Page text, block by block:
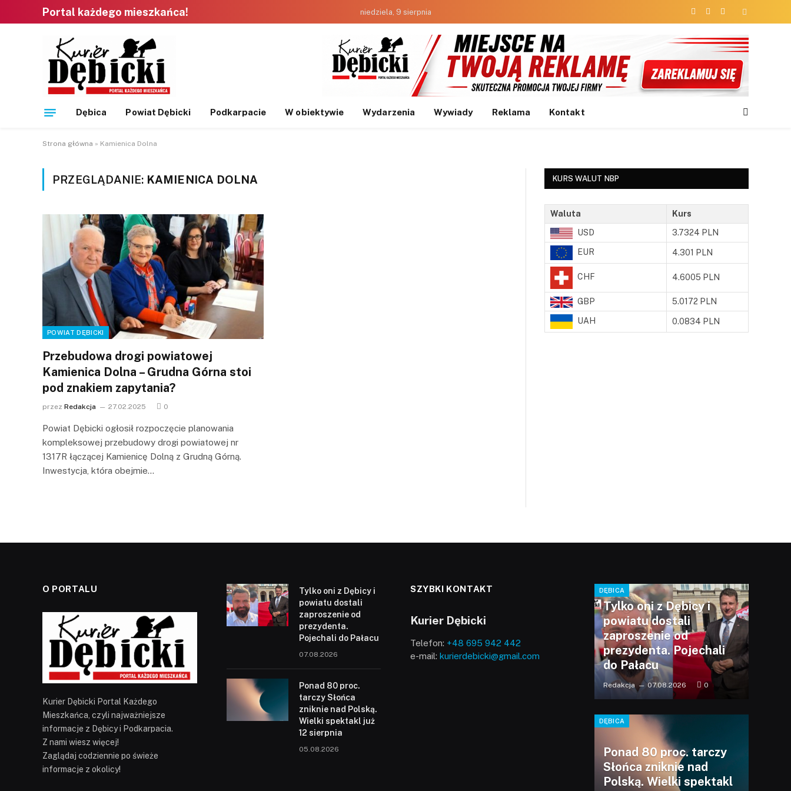
Portal każdego mieszkańca! niedziela, 9 sierpnia
Facebook
X
Instagram
Dębica Powiat Dębicki Podkarpacie W obiektywie Wydarzenia Wywiady Reklama Kontakt
Strona główna » Kamienica Dolna
PRZEGLĄDANIE: KAMIENICA DOLNA
POWIAT DĘBICKI
Przebudowa drogi powiatowej
Kamienica Dolna – Grudna Górna stoi
pod znakiem zapytania?
przez Redakcja 27.02.2025 0
Powiat Dębicki ogłosił rozpoczęcie planowania
kompleksowej przebudowy drogi powiatowej nr
1317R łączącej Kamienicę Dolną z Grudną Górną.
Inwestycja, która obejmie…
KURS WALUT NBP
Waluta
Kurs
USD
3.7324 PLN
EUR 4.301 PLN
CHF 4.6005 PLN
GBP 5.0172 PLN
UAH 0.0834 PLN
O PORTALU
Kurier Dębicki Portal Każdego
Mieszkańca, czyli najważniejsze
informacje z Dębicy i Podkarpacia.
Z nami wiesz więcej!
Zaglądaj codziennie po świeże
informacje z okolicy!
Tylko oni z Dębicy i
powiatu dostali
zaproszenie od
prezydenta.
Pojechali do Pałacu
07.08.2026
Ponad 80 proc.
tarczy Słońca
zniknie nad Polską.
Wielki spektakl już
12 sierpnia
05.08.2026
SZYBKI KONTAKT
Kurier Dębicki
Telefon: +48 695 942 442
e-mail: kurierdebicki@gmail.com
DĘBICA
Tylko oni z Dębicy i
powiatu dostali
zaproszenie od
prezydenta. Pojechali
do Pałacu
Redakcja 07.08.2026 0
DĘBICA
Ponad 80 proc. tarczy
Słońca zniknie nad
Polską. Wielki spektakl